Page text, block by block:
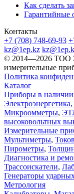
Как сделать
Гарантийные
Контакты
+7 (708) 748-69-93
kz@1ep.kz
©️ 2014—2026 ТОО
измерительные
Политика
Каталог
Приборы в наличии
Микроомметры,
высоковольтных
Измерительные
Мультиметры,
Пирометры,
Диагностика и
Трассоискатели,
Генераторы
Метрология